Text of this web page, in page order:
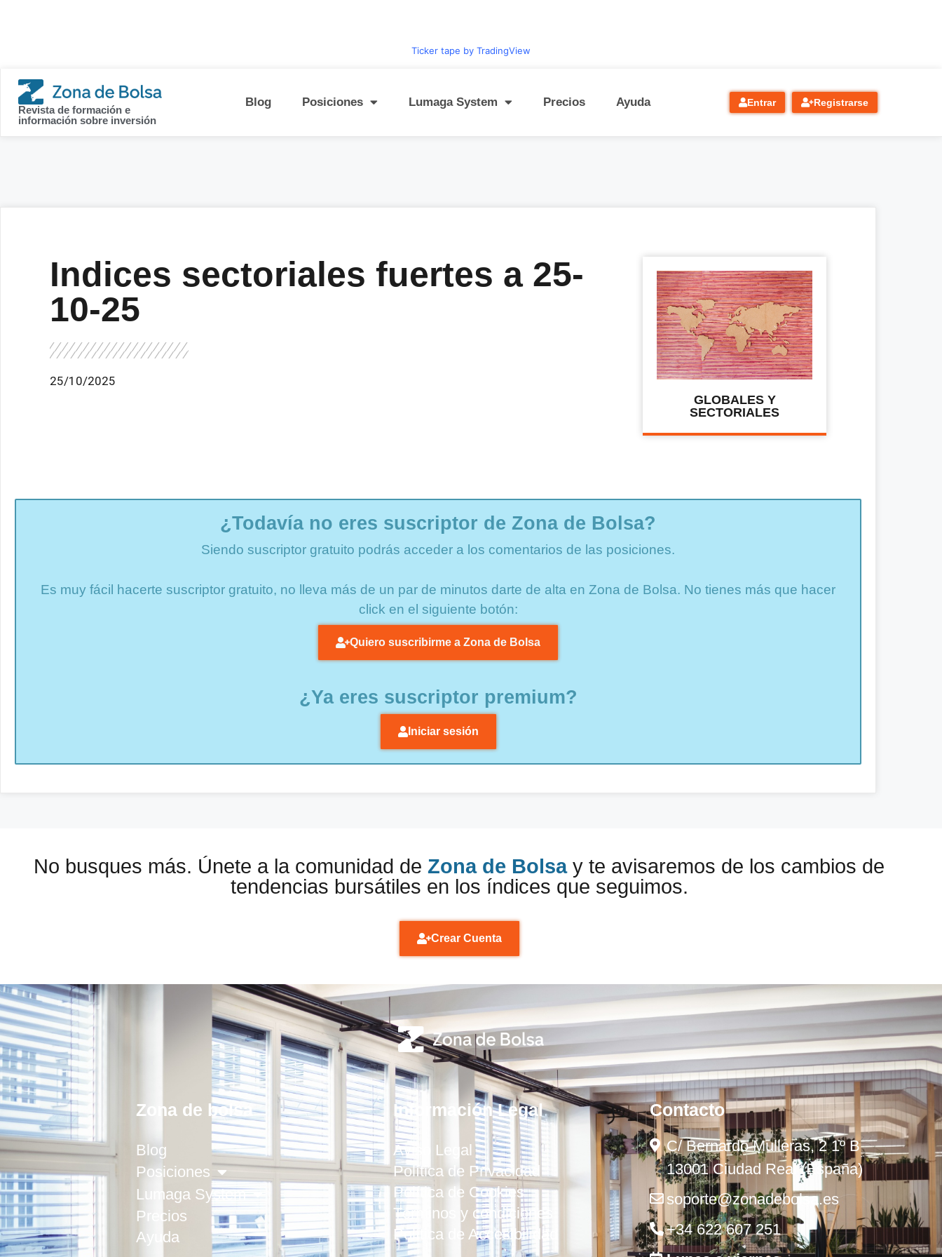
Ticker tape by TradingView
Revista de formación e
información sobre inversión
Blog Posiciones Lumaga System Precios Ayuda Entrar Registrarse
Indices sectoriales fuertes a 25-
10-25
25/10/2025
GLOBALES Y
SECTORIALES
¿Todavía no eres suscriptor de Zona de Bolsa?
Siendo suscriptor gratuito podrás acceder a los comentarios de las posiciones.
Es muy fácil hacerte suscriptor gratuito, no lleva más de un par de minutos darte de alta en Zona de Bolsa. No tienes más que hacer
click en el siguiente botón:
Quiero suscribirme a Zona de Bolsa
¿Ya eres suscriptor premium?
Iniciar sesión
No busques más. Únete a la comunidad de Zona de Bolsay te avisaremos de los cambios de
tendencias bursátiles en los índices que seguimos.
Crear Cuenta
Zona de bolsa
Blog
Posiciones
Lumaga System
Precios
Ayuda
Información Legal
Aviso Legal
Política de Privacidad
Política de Cookies
Términos y condiciones
Política de Accesibilidad
Contacto
C/ Bernardo Mulleras, 2 1º B
13001 Ciudad Real (España)
soporte@zonadebolsa.es
+34 622 607 251